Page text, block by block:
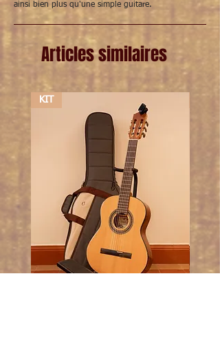
ainsi bien plus qu'une simple guitare.
Articles similaires
KIT